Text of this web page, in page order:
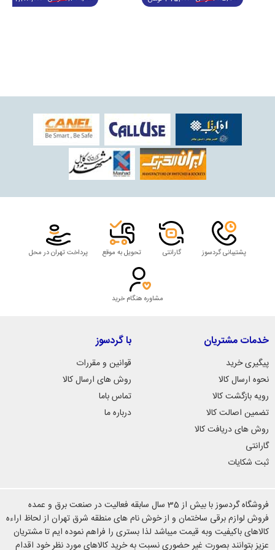
پشتیبانی گردسوز گارانتی تحویل به موقع پرداخت تهران در محل
مشاوره هنگام خرید
خدمات مشتریان
پیگیری خرید
نحوه ارسال کالا
رویه بازگشت کالا
تضمین اصالت کالا
روش های دریافت کالا
گارانتی
ثبت شکایات
با گردسوز
قوانین و مقررات
روش های ارسال کالا
تماس باما
درباره ما
فروشگاه گردسوز با بیش از 35 سال سابقه فعالیت در صنعت برق و عمده
فروش لوازم برقی ساختمان و از خوش نام های منطقه شرق تهران از لحاظ اراءه
کالاهای باکیفیت وبه قیمت میباشد لذا بستری را فراهم نموده ایم تا مشتریان
عزیز بتوانند بصورت غیر حضوری نسبت به خرید کالاهای مورد نظر خود اقدام